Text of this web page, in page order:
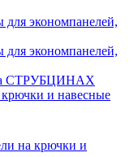
экономпанелей,
экономпанелей,
СТРУБЦИНАХ
и навесные
на крючки и